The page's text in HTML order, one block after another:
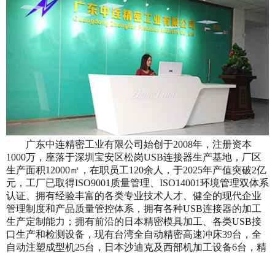
广东中连精密工业有限公司始创于2008年，注册资本
1000万，座落于深圳宝安区松岗USB连接器生产基地，厂区
生产面积12000㎡，在职员工120余人，于2025年产值突破2亿
元，工厂已取得ISO9001质量管理、ISO14001环境管理双体系
认证、拥有经验丰富的各类专业技术人才、健全的现代企业
管理制度和产品质量管控体系，拥有各种USB连接器的加工
生产定制能力；拥有前沿的日本精密模具加工、各类USB接
口生产和检测设备，现有台湾全自动精密高速冲床39台，全
自动注塑成型机25台，日本沙迪克及西部机加工设备6台，精